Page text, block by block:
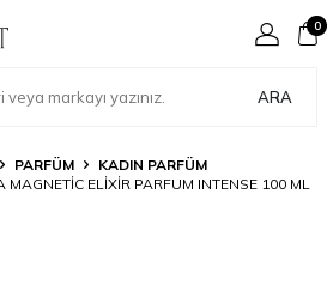
ARA
0
PARFÜM
KADIN PARFÜM
MAGNETIC ELIXIR PARFUM INTENSE 100 ML